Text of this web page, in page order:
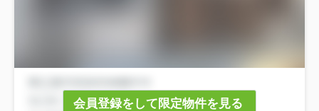
会員登録をして限定物件を見る